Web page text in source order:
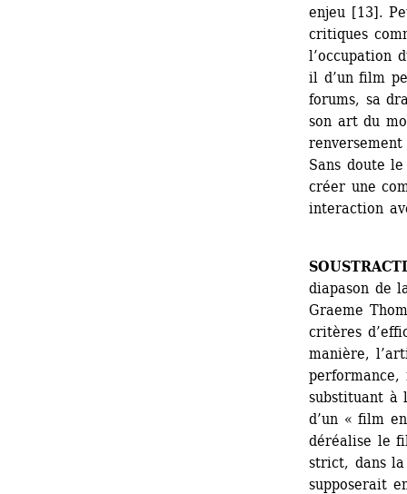
enjeu [13].
critiques
l’occupation
il d’un film
forums, sa
son art du
Sans doute
créer une
interaction
diapason de
Graeme
critères
manière,
substituant à
d’un « film
déréalise le
strict, dans
supposerait